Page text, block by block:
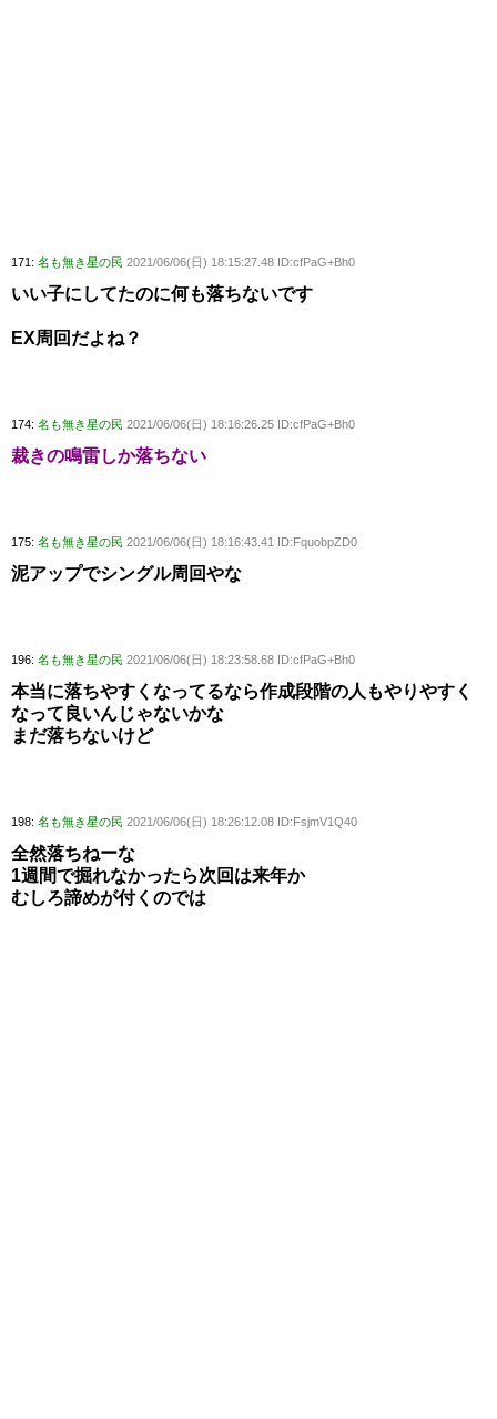
171: 名も無き星の民 2021/06/06(日) 18:15:27.48 ID:cfPaG+Bh0
いい子にしてたのに何も落ちないです
EX周回だよね？
174: 名も無き星の民 2021/06/06(日) 18:16:26.25 ID:cfPaG+Bh0
裁きの鳴雷しか落ちない
175: 名も無き星の民 2021/06/06(日) 18:16:43.41 ID:FquobpZD0
泥アップでシングル周回やな
196: 名も無き星の民 2021/06/06(日) 18:23:58.68 ID:cfPaG+Bh0
本当に落ちやすくなってるなら作成段階の人もやりやすく
なって良いんじゃないかな
まだ落ちないけど
198: 名も無き星の民 2021/06/06(日) 18:26:12.08 ID:FsjmV1Q40
全然落ちねーな
1週間で掘れなかったら次回は来年か
むしろ諦めが付くのでは